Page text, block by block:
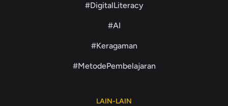
#DigitalLiteracy
#AI
#Keragaman
#MetodePembelajaran
LAIN-LAIN